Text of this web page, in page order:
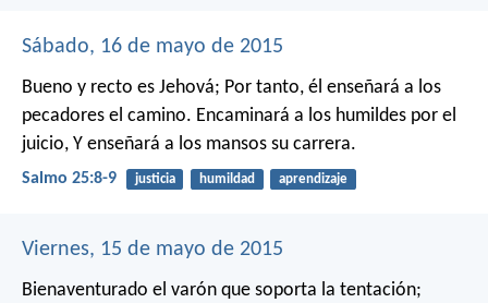
Sábado, 16 de mayo de 2015
Bueno y recto es Jehová; Por tanto, él enseñará a los
pecadores el camino. Encaminará a los humildes por el
juicio, Y enseñará a los mansos su carrera.
Salmo 25:8-9 justicia humildad aprendizaje
Viernes, 15 de mayo de 2015
Bienaventurado el varón que soporta la tentación;